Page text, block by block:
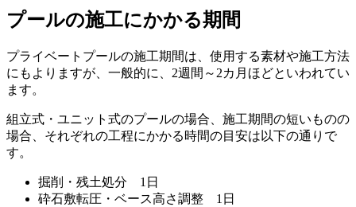
プールの施工にかかる期間
プライベートプールの施工期間は、使用する素材や施工方法
にもよりますが、一般的に、 2週間～2カ月ほどといわれてい
ます。
組立式・ユニット式のプールの場合、施工期間の短いものの
場合、それぞれの工程にかかる時間の目安は以下の通りで
す。
掘削・残土処分 1日
砕石敷転圧・ベース高さ調整 1日